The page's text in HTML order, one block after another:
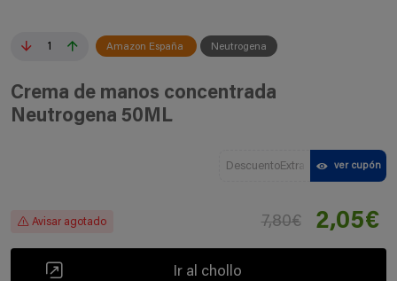
1 Amazon España Neutrogena
Crema de manos concentrada
Neutrogena 50ML
DescuentoExtra ver cupón
Avisar agotado 7,80€ 2,05€
Ir al chollo